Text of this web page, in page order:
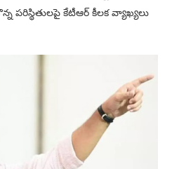
పరిస్థితులపై కేటీఆర్ కీలక వ్యాఖ్యలు